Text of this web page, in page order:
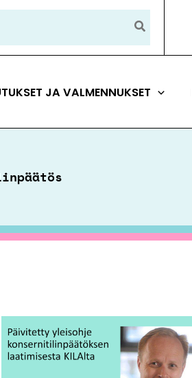
JA VALMENNUKSET